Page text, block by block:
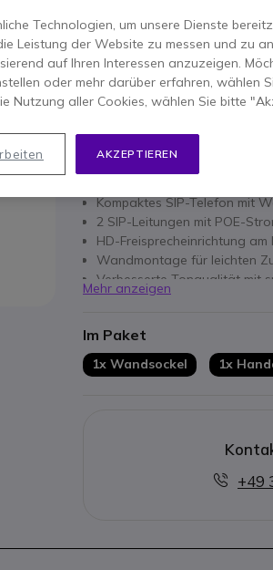
Anzahl
IN DEN
VERFÜGBARKEIT
Hauptmerkmale
Kompaktes SIP-Telefon mit
2 SIP-Leitungen mit POE-
HD-Freisprecheinrichtung
Wandmontage für leichten
Verbesserte Tonqualität mit
Farbe: Schwarz
Mehr anzeigen
Im Paket
1x Wandsockel 1x
+49
Technologien, um unsere Dienste
Leistung der Website zu messen und zu
auf Ihren Interessen anzuzeigen.
oder mehr darüber erfahren, wählen
Nutzung aller Cookies, wählen Sie bitte
AKZEPTIEREN